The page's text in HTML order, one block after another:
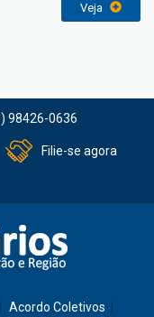
Veja
98426-0636
Filie-se agora
Acordo Coletivos